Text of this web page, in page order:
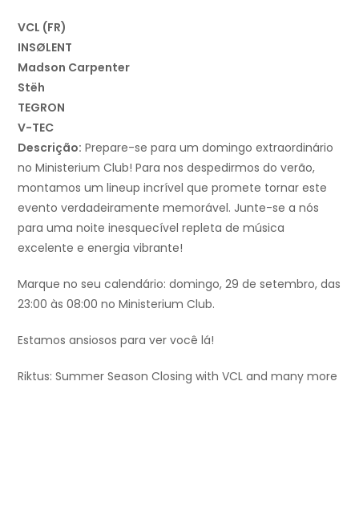
VCL (FR)
INSØLENT
Madson Carpenter
Stëh
TEGRON
V-TEC
Descrição: Prepare-se para um domingo extraordinário
no Ministerium Club! Para nos despedirmos do verão,
montamos um lineup incrível que promete tornar este
evento verdadeiramente memorável. Junte-se a nós
para uma noite inesquecível repleta de música
excelente e energia vibrante!
Marque no seu calendário: domingo, 29 de setembro, das
23:00 às 08:00 no Ministerium Club.
Estamos ansiosos para ver você lá!
Riktus: Summer Season Closing with VCL and many more